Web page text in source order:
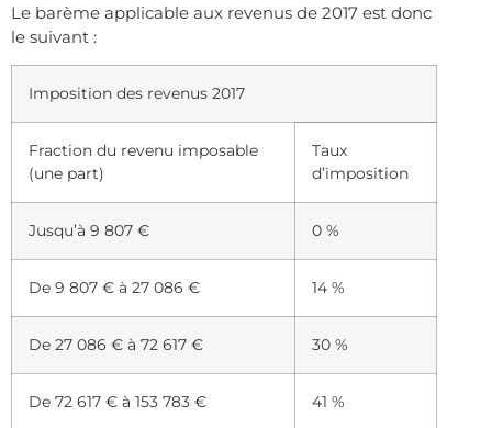
Le barème applicable aux revenus de 2017 est donc
le suivant :
Imposition des revenus 2017
Fraction du revenu imposable
(une part)
Taux
d’imposition
Jusqu’à 9 807 € 0 %
De 9 807 € à 27 086 € 14 %
De 27 086 € à 72 617 € 30 %
De 72 617 € à 153 783 € 41 %